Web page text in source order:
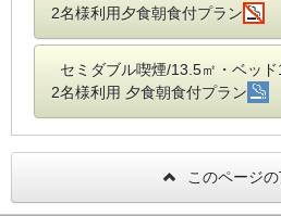
2名様利用夕食朝食付プラン
セミダブル喫煙/13.5㎡・ベッ
2名様利用 夕食朝食付プラン
このページ